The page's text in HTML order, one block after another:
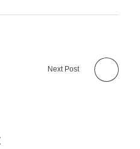
Next Post